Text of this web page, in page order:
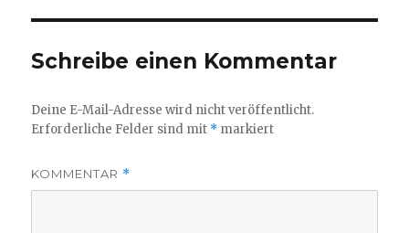
Schreibe einen Kommentar
Deine E-Mail-Adresse wird nicht veröffentlicht.
Erforderliche Felder sind mit * markiert
KOMMENTAR *